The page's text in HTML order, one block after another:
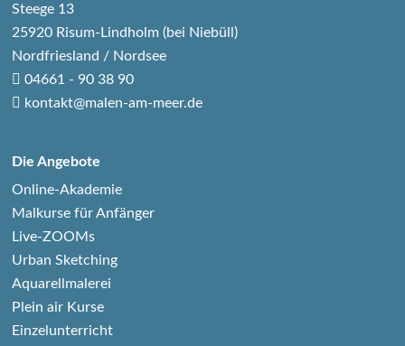
Steege 13
25920 Risum-Lindholm (bei Niebüll)
Nordfriesland / Nordsee
04661 - 90 38 90
kontakt@malen-am-meer.de
Die Angebote
Online-Akademie
Malkurse für Anfänger
Live-ZOOMs
Urban Sketching
Aquarellmalerei
Plein air Kurse
Einzelunterricht